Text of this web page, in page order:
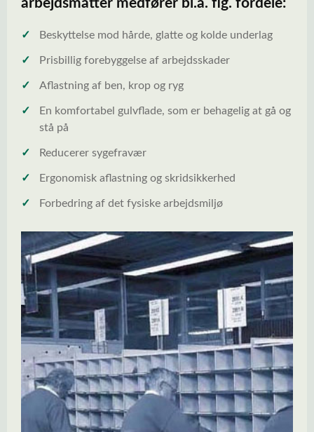
arbejdsmåtter medfører bl.a. flg. fordele:
✓ Beskyttelse mod hårde, glatte og kolde underlag
✓ Prisbillig forebyggelse af arbejdsskader
✓ Aflastning af ben, krop og ryg
✓
En komfortabel gulvflade, som er behagelig at gå og
stå på
✓ Reducerer sygefravær
✓ Ergonomisk aflastning og skridsikkerhed
✓ Forbedring af det fysiske arbejdsmiljø